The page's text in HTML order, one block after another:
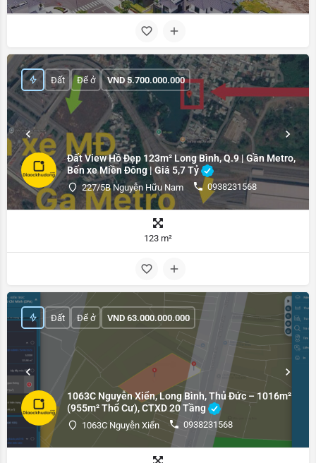
Đất View Hồ Đẹp 123m² Long Bình, Q.9 | Gần Metro,
Bến xe Miền Đông | Giá 5,7 Tỷ
227/5B Nguyễn Hữu Nam 0938231568
Đất Để ở VND5.700.000.000
123 m²
1063C Nguyễn Xiển, Long Bình, Thủ Đức – 1016m²
(955m² Thổ Cư), CTXD 20 Tầng
1063C Nguyễn Xiển 0938231568
Đất Để ở VND 63.000.000.000